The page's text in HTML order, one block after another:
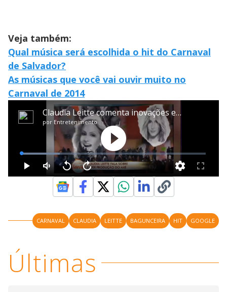
Veja também:
Qual música será escolhida o hit do Carnaval
de Salvador?
As músicas que você vai ouvir muito no
Carnaval de 2014
CARNAVAL CLAUDIA LEITTE BAGUNCEIRA HIT GOOGLE
Últimas